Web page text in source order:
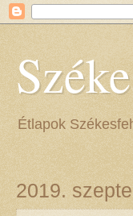
Étlapok
2019.